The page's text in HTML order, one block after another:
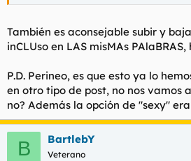
2- Métase un muslo del pollo asado
También es aconsejable subir y
inCLUso en LAS misMAs
P.D. Perineo, es que esto ya lo
en otro tipo de post, no nos vamos
no? Además la opción de "sexy"
B BartlebY
Veterano